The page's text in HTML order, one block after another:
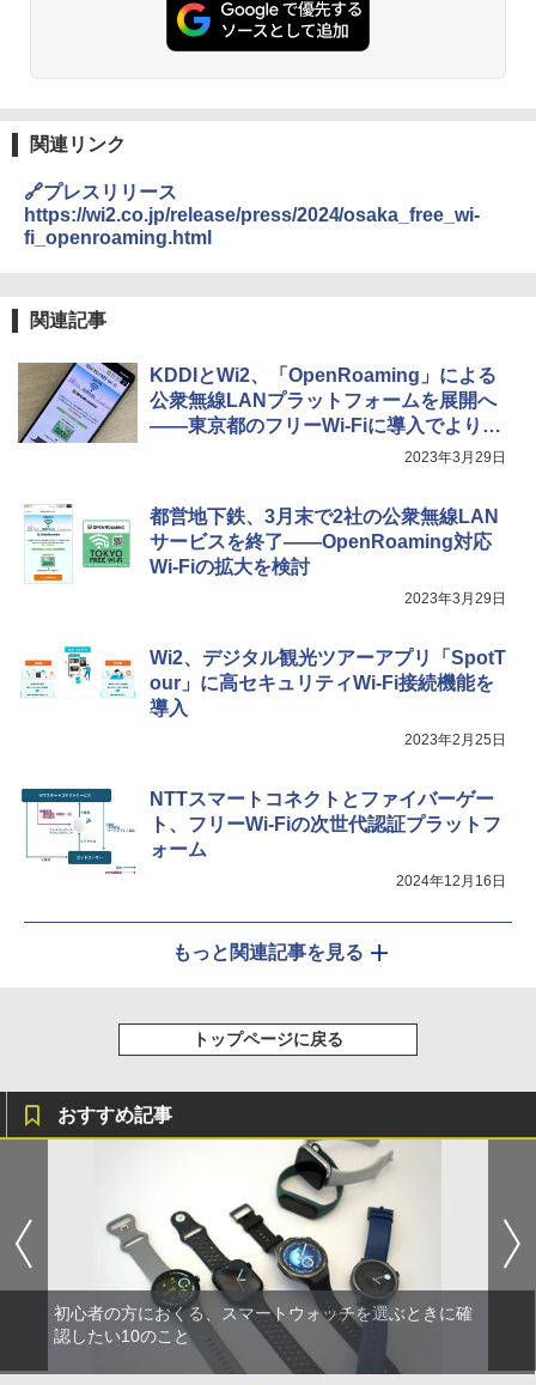
関連リンク
🔗プレスリリース
https://wi2.co.jp/release/press/2024/osaka_free_wi-
fi_openroaming.html
関連記事
KDDIとWi2、「OpenRoaming」による
公衆無線LANプラットフォームを展開へ
――東京都のフリーWi-Fiに導入でより便
2023年3月29日
都営地下鉄、3月末で2社の公衆無線LAN
サービスを終了――OpenRoaming対応
Wi-Fiの拡大を検討
2023年3月29日
Wi2、デジタル観光ツアーアプリ「SpotT
our」に高セキュリティWi-Fi接続機能を
導入
2023年2月25日
NTTスマートコネクトとファイバーゲー
ト、フリーWi-Fiの次世代認証プラットフ
ォーム
2024年12月16日
もっと関連記事を見る
トップページに戻る
おすすめ記事
初心者の方におくる、スマートウォッチを選ぶときに確
認したい10のこと